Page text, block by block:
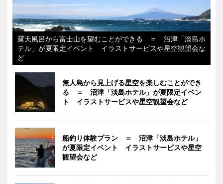
露天風呂から富士山を望むことができる ＝ 沼津「淡島ホ
テル」が夏限定イベント イラストサービスや星空観望会な
ど
無人島から見上げる星空を楽しむことができ
る ＝ 沼津「淡島ホテル」が夏限定イベン
ト イラストサービスや星空観望会など
船釣り体験プラン ＝ 沼津「淡島ホテル」
が夏限定イベント イラストサービスや星空
観望会など